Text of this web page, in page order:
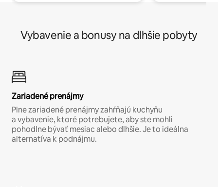
Vybavenie a bonusy na dlhšie pobyty
Zariadené prenájmy
Plne zariadené prenájmy zahŕňajú kuchyňu
a vybavenie, ktoré potrebujete, aby ste mohli
pohodlne bývať mesiac alebo dlhšie. Je to ideálna
alternatíva k podnájmu.